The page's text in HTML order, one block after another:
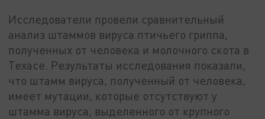
Исследователи провели сравнительный
анализ штаммов вируса птичьего гриппа,
полученных от человека и молочного скота в
Техасе. Результаты исследования показали,
что штамм вируса, полученный от человека,
имеет мутации, которые отсутствуют у
штамма вируса, выделенного от крупного